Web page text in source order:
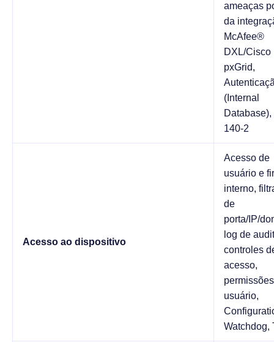
ameaças
da
McAfee®
DXL/Cisco
pxGrid,
(Internal
140-2
Acesso ao dispositivo
Acesso de
usuário e
interno,
de
porta/IP/
log de
controles
acesso,
usuário,
Watchdog,